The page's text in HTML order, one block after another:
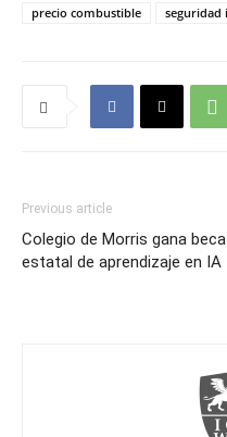
precio combustible seguridad
Previous article
Colegio de Morris gana beca
estatal de aprendizaje en IA